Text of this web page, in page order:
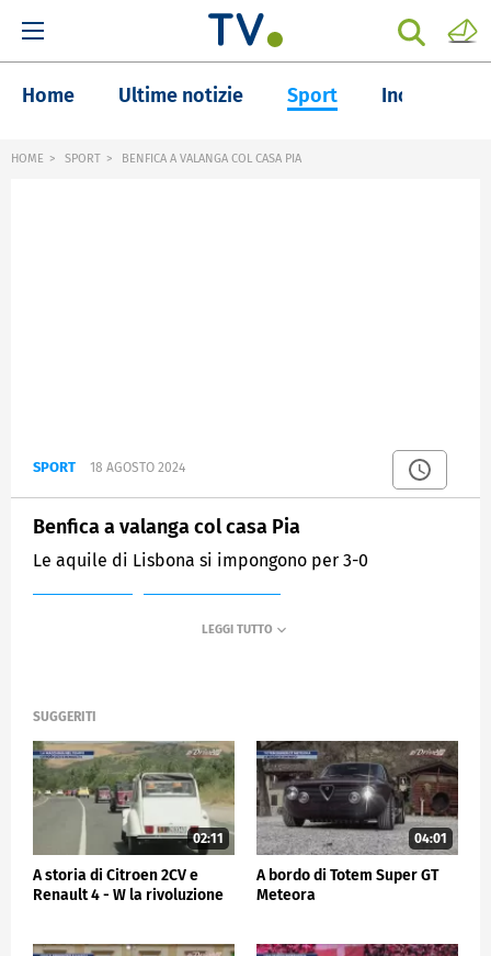
Home Ultime notizie Sport Inchieste
HOME SPORT BENFICA A VALANGA COL CASA PIA
SPORT 18 AGOSTO 2024
Benfica a valanga col casa Pia
Le aquile di Lisbona si impongono per 3-0
SUGGERITI
02:11
A storia di Citroen 2CV e
Renault 4 - W la rivoluzione
04:01
A bordo di Totem Super GT
Meteora